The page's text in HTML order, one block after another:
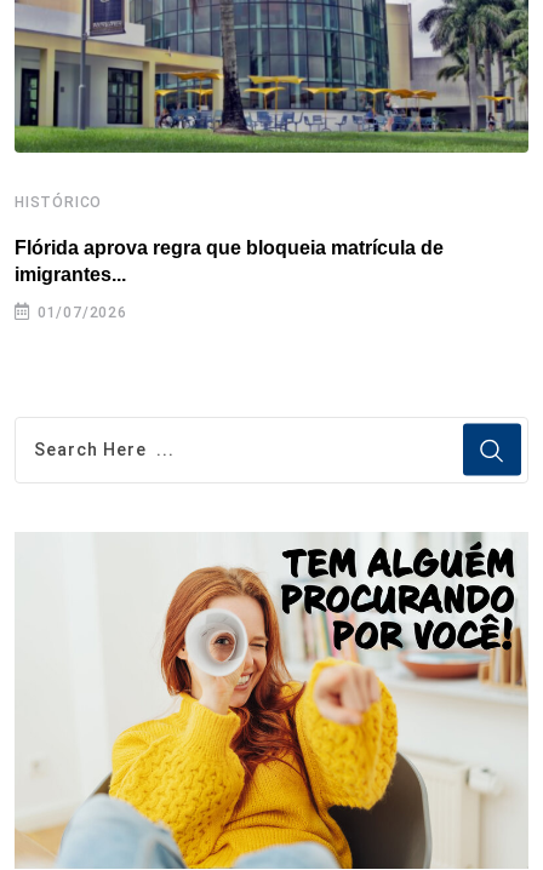
HISTÓRICO
Flórida aprova regra que bloqueia matrícula de
imigrantes...
01/07/2026